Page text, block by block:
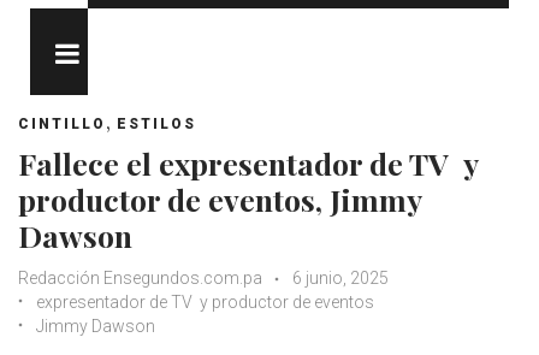
CINTILLO , ESTILOS
Fallece el expresentador de TV y
productor de eventos, Jimmy
Dawson
Redacción Ensegundos.com.pa
6 junio, 2025
expresentador de TV y productor de eventos
Jimmy Dawson